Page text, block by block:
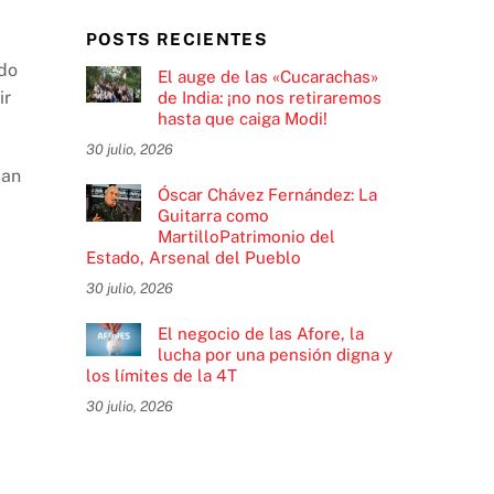
POSTS RECIENTES
El auge de las «Cucarachas»
de India: ¡no nos retiraremos
hasta que caiga Modi!
30 julio, 2026
Óscar Chávez Fernández: La
Guitarra como
MartilloPatrimonio del
Estado, Arsenal del Pueblo
30 julio, 2026
El negocio de las Afore, la
lucha por una pensión digna y
los límites de la 4T
30 julio, 2026